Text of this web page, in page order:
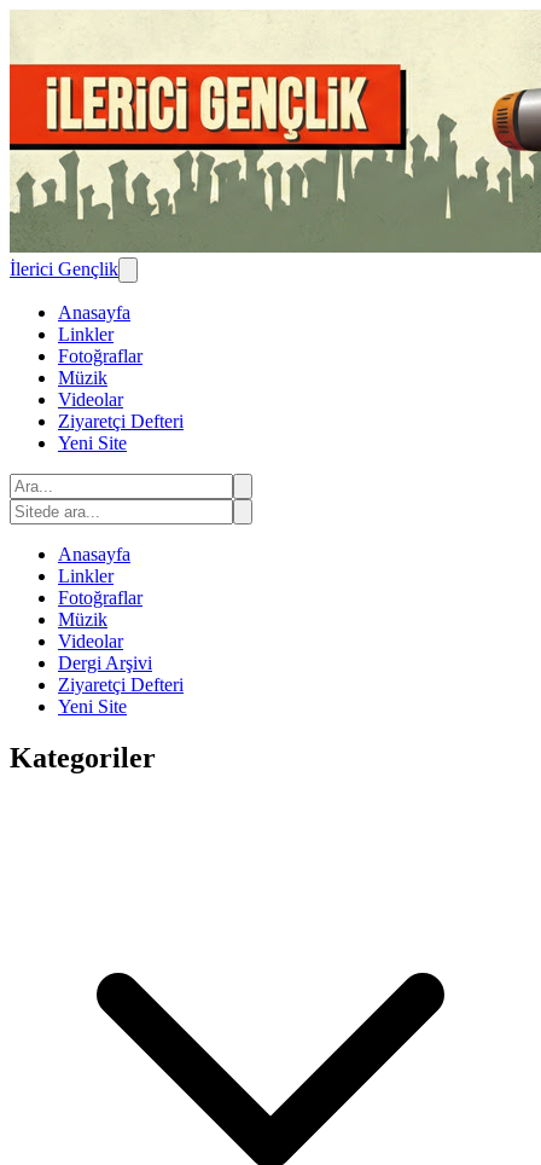
İlerici Gençlik
Anasayfa
Linkler
Fotoğraflar
Müzik
Videolar
Ziyaretçi Defteri
Yeni Site
Anasayfa
Linkler
Fotoğraflar
Müzik
Videolar
Dergi Arşivi
Ziyaretçi Defteri
Yeni Site
Kategoriler